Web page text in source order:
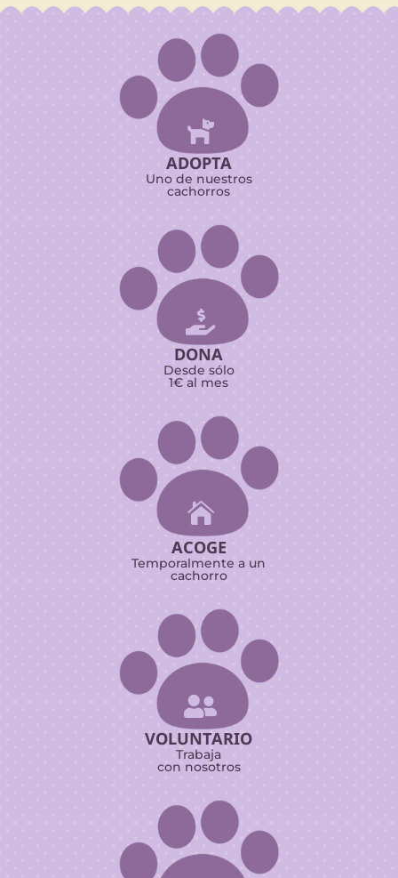

ADOPTA
Uno de nuestros
cachorros

DONA
Desde sólo
1€ al mes

ACOGE
Temporalmente a un
cachorro

VOLUNTARIO
Trabaja
con nosotros